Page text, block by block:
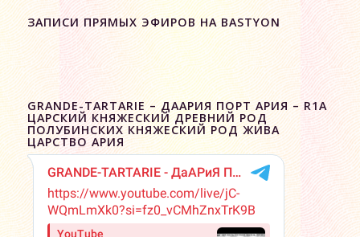
ЗАПИСИ ПРЯМЫХ ЭФИРОВ НА BASTYON
GRANDE-TARTARIE – ДААРИЯ ПОРТ АРИЯ – R1A
ЦАРСКИЙ КНЯЖЕСКИЙ ДРЕВНИЙ РОД
ПОЛУБИНСКИХ КНЯЖЕСКИЙ РОД ЖИВА
ЦАРСТВО АРИЯ